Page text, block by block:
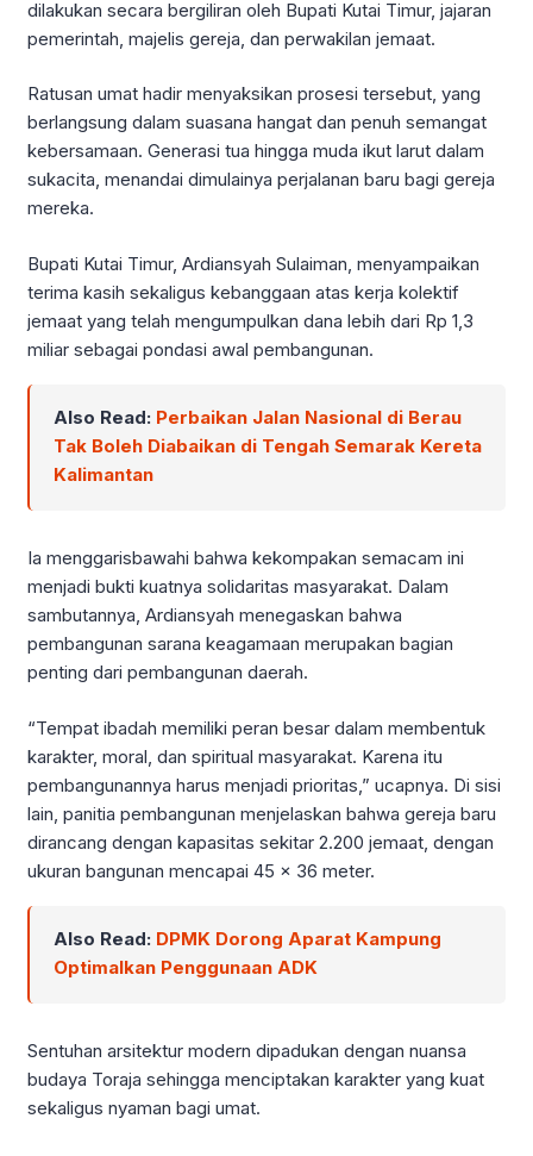
dilakukan secara bergiliran oleh Bupati Kutai Timur, jajaran
pemerintah, majelis gereja, dan perwakilan jemaat.
Ratusan umat hadir menyaksikan prosesi tersebut, yang
berlangsung dalam suasana hangat dan penuh semangat
kebersamaan. Generasi tua hingga muda ikut larut dalam
sukacita, menandai dimulainya perjalanan baru bagi gereja
mereka.
Bupati Kutai Timur, Ardiansyah Sulaiman, menyampaikan
terima kasih sekaligus kebanggaan atas kerja kolektif
jemaat yang telah mengumpulkan dana lebih dari Rp 1,3
miliar sebagai pondasi awal pembangunan.
Also Read: Perbaikan Jalan Nasional di Berau
Tak Boleh Diabaikan di Tengah Semarak Kereta
Kalimantan
Ia menggarisbawahi bahwa kekompakan semacam ini
menjadi bukti kuatnya solidaritas masyarakat. Dalam
sambutannya, Ardiansyah menegaskan bahwa
pembangunan sarana keagamaan merupakan bagian
penting dari pembangunan daerah.
“Tempat ibadah memiliki peran besar dalam membentuk
karakter, moral, dan spiritual masyarakat. Karena itu
pembangunannya harus menjadi prioritas,” ucapnya. Di sisi
lain, panitia pembangunan menjelaskan bahwa gereja baru
dirancang dengan kapasitas sekitar 2.200 jemaat, dengan
ukuran bangunan mencapai 45 x 36 meter.
Also Read: DPMK Dorong Aparat Kampung
Optimalkan Penggunaan ADK
Sentuhan arsitektur modern dipadukan dengan nuansa
budaya Toraja sehingga menciptakan karakter yang kuat
sekaligus nyaman bagi umat.